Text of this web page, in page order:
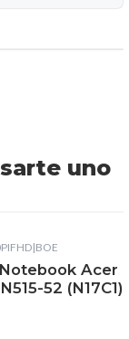
uno
|BOE
Acer
52 (N17C1)